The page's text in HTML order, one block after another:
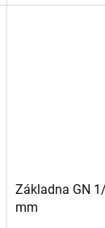
Základna GN
mm